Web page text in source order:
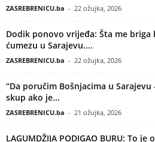
ZASREBRENICU.ba - 22 ožujka, 2026
Dodik ponovo vrijeđa: Šta me
ćumezu u Sarajevu....
ZASREBRENICU.ba - 22 ožujka, 2026
“Da poručim Bošnjacima u
skup ako je...
ZASREBRENICU.ba - 21 ožujka, 2026
LAGUMDŽIJA PODIGAO BURU: To